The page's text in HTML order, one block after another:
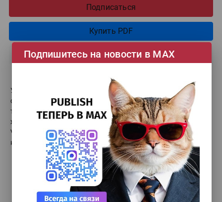
Подписаться
Купить PDF
Архив PDF
УФ-принтер для отделки. Sprinter ТС-2513Mh. Как
оптимизировать работу типографии? Адаптация
типографий к цифровизации грузоперевозок. Вторая
жизнь рекламного производства. Если у вас нет гибрида.
Vorey оптимизирует работу партнеров. У Hyde в приоритете
кастомизация решений.
Подпишитесь на новости в МАХ